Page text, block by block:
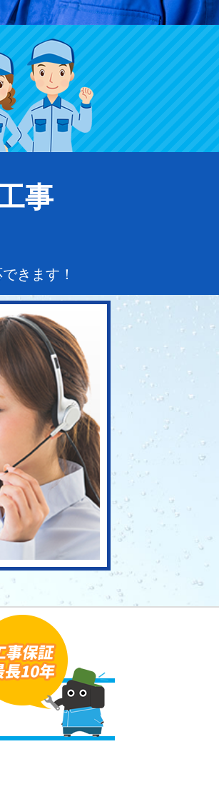
事
きます！